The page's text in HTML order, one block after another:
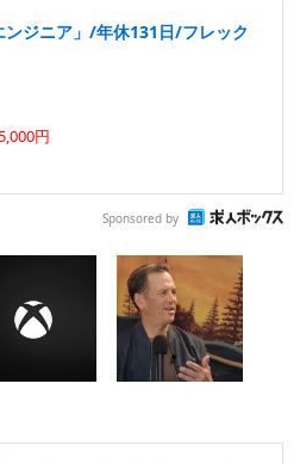
ジニア」/年休131日/フレック
円
Sponsored by